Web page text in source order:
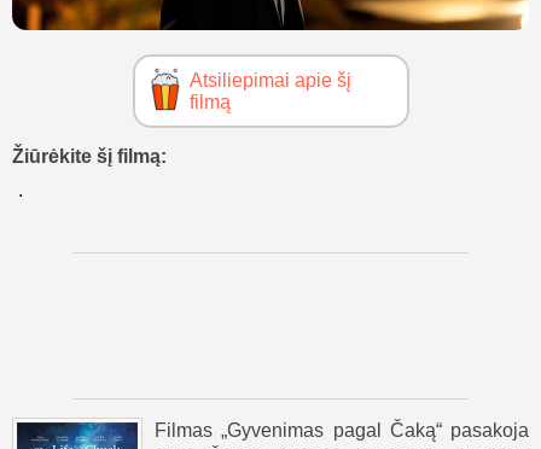
Atsiliepimai apie šį
filmą
Žiūrėkite šį filmą:
Filmas „Gyvenimas pagal Čaką“ pasakoja